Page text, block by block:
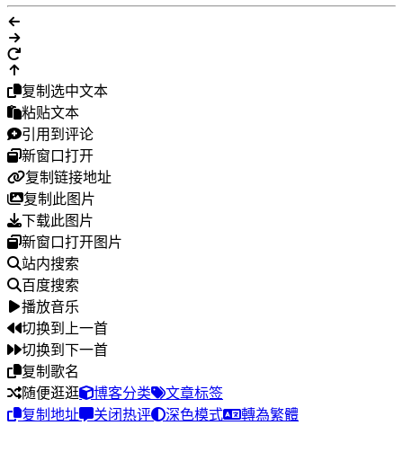
复制选中文本
粘贴文本
引用到评论
新窗口打开
复制链接地址
复制此图片
下载此图片
新窗口打开图片
站内搜索
百度搜索
播放音乐
切换到上一首
切换到下一首
复制歌名
随便逛逛
博客分类
文章标签
复制地址
关闭热评 深色模式 轉為繁體